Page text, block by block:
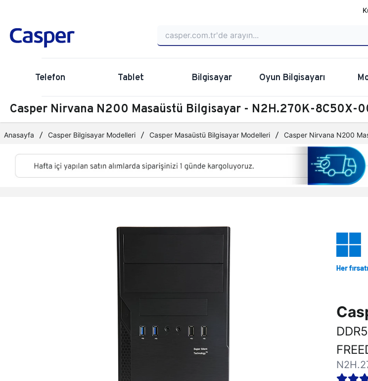
Telefon Tablet Bilgisayar Oyun Bilgisayarı
Casper Nirvana N200 Masaüstü Bilgisayar - N2H.270K-8C50X-
Anasayfa Casper Bilgisayar Modelleri Casper Masaüstü Bilgisayar Modelleri Casper Nirvana N200